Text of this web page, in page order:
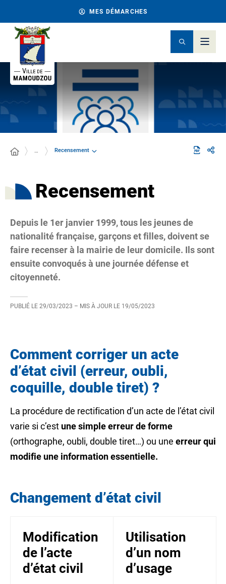
MES DÉMARCHES
… Recensement
Recensement
Depuis le 1er janvier 1999, tous les jeunes de
nationalité française, garçons et filles, doivent se
faire recenser à la mairie de leur domicile. Ils sont
ensuite convoqués à une journée défense et
citoyenneté.
PUBLIÉ LE 29/03/2023 – MIS À JOUR LE 19/05/2023
Comment corriger un acte
d’état civil (erreur, oubli,
coquille, double tiret) ?
La procédure de rectification d’un acte de l’état civil
varie si c’est une simple erreur de forme
(orthographe, oubli, double tiret…) ou une erreur qui
modifie une information essentielle.
Changement d’état civil
Modification
de l’acte
d’état civil
Utilisation
d’un nom
d’usage